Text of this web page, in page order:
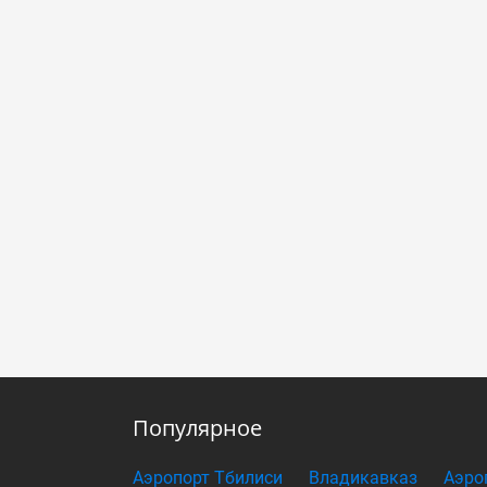
Популярное
Аэропорт Тбилиси Владикавказ